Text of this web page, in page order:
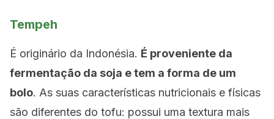
Tempeh
É originário da Indonésia. É proveniente da
fermentação da soja e tem a forma de um
bolo. As suas características nutricionais e físicas
são diferentes do tofu: possui uma textura mais